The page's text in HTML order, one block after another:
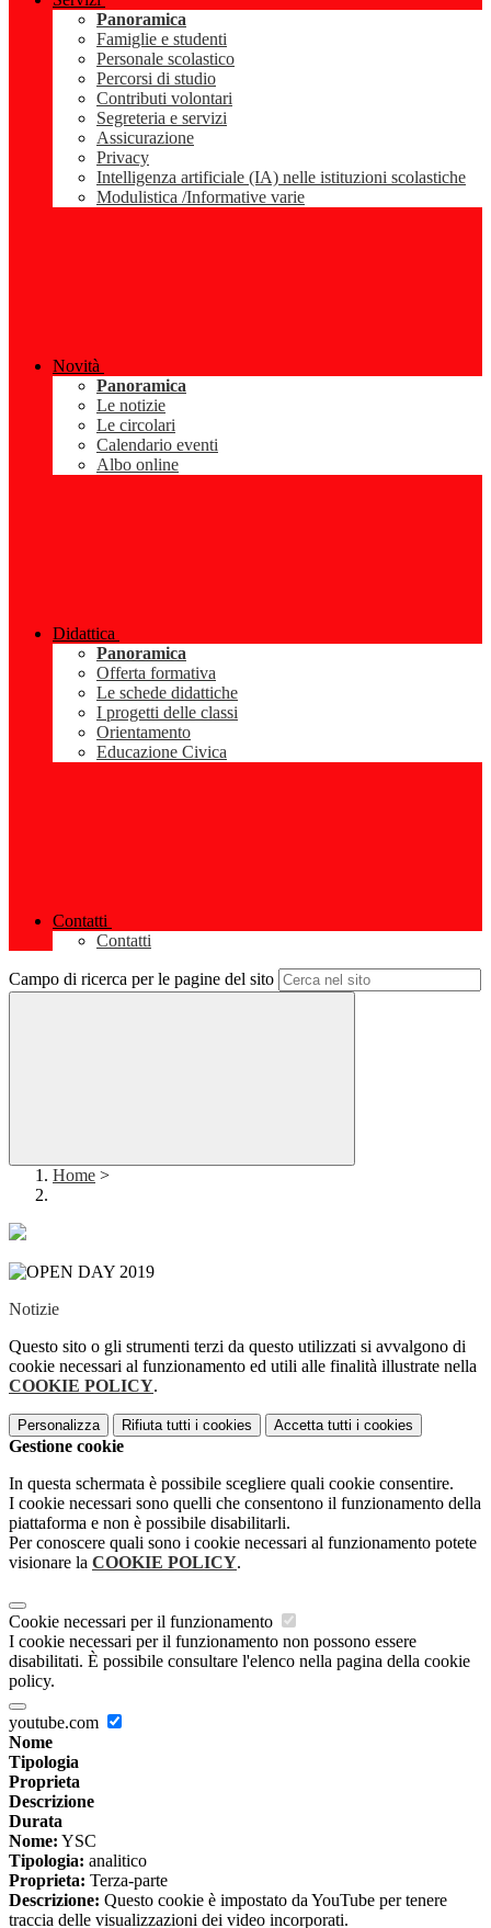
Panoramica
Famiglie e studenti
Personale scolastico
Percorsi di studio
Contributi volontari
Segreteria e servizi
Assicurazione
Privacy
Intelligenza artificiale (IA) nelle istituzioni scolastiche
Modulistica /Informative varie
Novità
Panoramica
Le notizie
Le circolari
Calendario eventi
Albo online
Didattica
Panoramica
Offerta formativa
Le schede didattiche
I progetti delle classi
Orientamento
Educazione Civica
Contatti
Contatti
Campo di ricerca per le pagine del sito
Home >
Notizie
Questo sito o gli strumenti terzi da questo utilizzati si avvalgono di
cookie necessari al funzionamento ed utili alle finalità illustrate nella
COOKIE POLICY.
Personalizza Rifiuta tutti i cookies Accetta tutti i cookies
Gestione cookie
In questa schermata è possibile scegliere quali cookie consentire.
I cookie necessari sono quelli che consentono il funzionamento della
piattaforma e non è possibile disabilitarli.
Per conoscere quali sono i cookie necessari al funzionamento potete
visionare la COOKIE POLICY.
Cookie necessari per il funzionamento
I cookie necessari per il funzionamento non possono essere
disabilitati. È possibile consultare l'elenco nella pagina della cookie
policy.
youtube.com
Nome
Tipologia
Proprieta
Descrizione
Durata
Nome: YSC
Tipologia: analitico
Proprieta: Terza-parte
Descrizione: Questo cookie è impostato da YouTube per tenere
traccia delle visualizzazioni dei video incorporati.